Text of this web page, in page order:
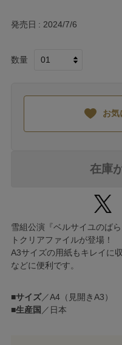
発売日 2024/7/6
数量
お気
在庫
雪組公演『ベルサイユのば
トクリアファイルが登場！
A3サイズの用紙もキレイに
などに便利です。
■サイズ／A4（見開きA3）
■生産国 ／日本